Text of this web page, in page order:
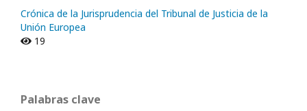
Crónica de la Jurisprudencia del Tribunal de Justicia de la
Unión Europea
19
Palabras clave